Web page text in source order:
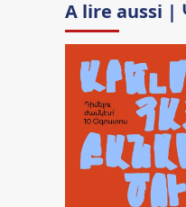
A lire aussi